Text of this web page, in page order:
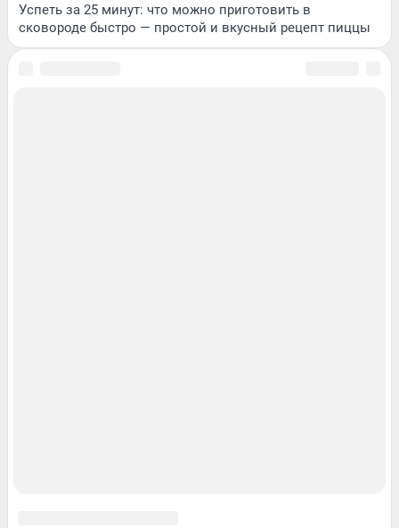
Успеть за 25 минут: что можно приготовить в
сковороде быстро — простой и вкусный рецепт пиццы